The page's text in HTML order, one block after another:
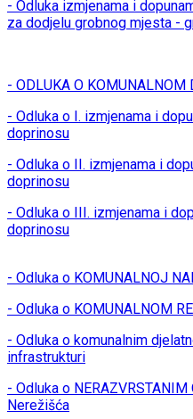
- Odluka izmjenama i
za dodjelu grobnog mjesta -
- ODLUKA O KOMUNALNOM
- Odluka o I. izmjenama i
doprinosu
- Odluka o II. izmjenama i
doprinosu
- Odluka o III. izmjenama i
doprinosu
- Odluka o KOMUNALNOJ
- Odluka o KOMUNALNOM
- Odluka o komunalnim
infrastrukturi
- Odluka o
Nerežišća